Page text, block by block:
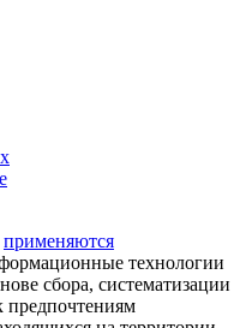
применяются
технологии
сбора, систематизации
предпочтениям